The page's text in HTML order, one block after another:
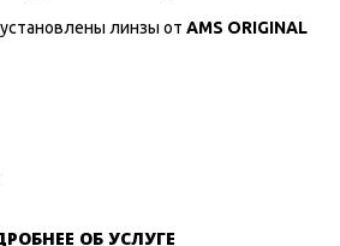
линзы от AMS ORIGINAL
ОБ УСЛУГЕ